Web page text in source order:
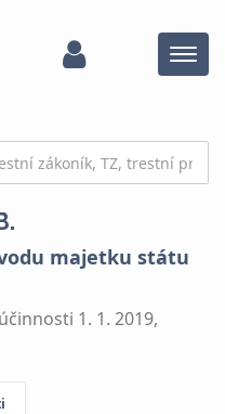
Menu
majetku státu
1. 1. 2019,